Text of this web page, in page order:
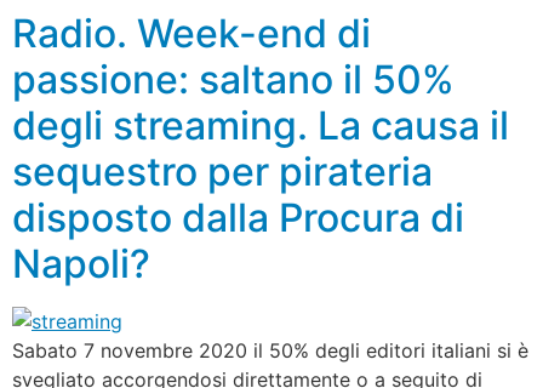
Radio. Week-end di
passione: saltano il 50%
degli streaming. La causa il
sequestro per pirateria
disposto dalla Procura di
Napoli?
Sabato 7 novembre 2020 il 50% degli editori italiani si è
svegliato accorgendosi direttamente o a seguito di